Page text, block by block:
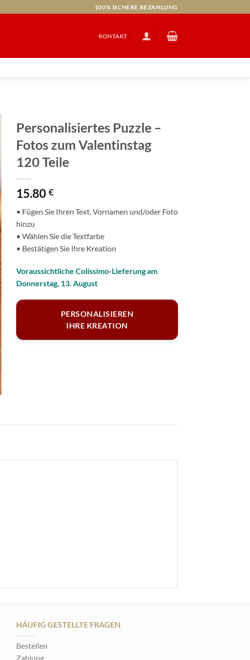
100% SICHERE BEZAHLUNG
KONTAKT
Personalisiertes Puzzle –
Fotos zum Valentinstag
120 Teile
15.80 €
• Fügen Sie Ihren Text, Vornamen und/oder Foto
hinzu
• Wählen Sie die Textfarbe
• Bestätigen Sie Ihre Kreation
Voraussichtliche Colissimo-Lieferung am
Donnerstag, 13. August
PERSONALISIEREN
IHRE KREATION
HÄUFIG GESTELLTE FRAGEN
Bestellen
Zahlung